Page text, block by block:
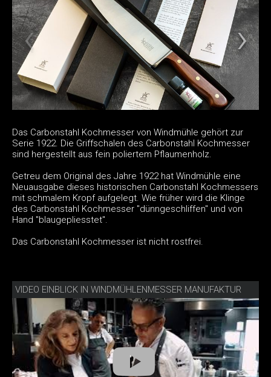
Das Carbonstahl Kochmesser von Windmühle gehört zur
Serie 1922. Die Griffschalen des Carbonstahl Kochmesser
sind hergestellt aus fein poliertem Pflaumenholz.
Getreu dem Original des Jahre 1922 hat Windmühle eine
Neuausgabe dieses historischen Carbonstahl Kochmessers
mit schmalem Kropf aufgelegt. Wie früher wird die Klinge
des Carbonstahl Kochmesser "dünngeschliffen" und von
Hand "blaugepliesstet".
Das Carbonstahl Kochmesser ist nicht rostfrei.
VIDEO EINBLICK IN WINDMÜHLENMESSER MANUFAKTUR